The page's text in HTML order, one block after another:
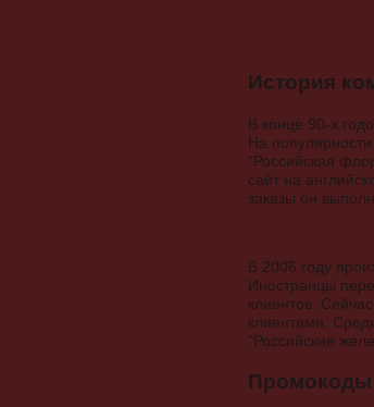
История
В конце 90-х
На
"Российская
сайт на
заказы он
В 2006 году
Иностранцы
клиентов.
клиентами.
"Российские
Промокоды